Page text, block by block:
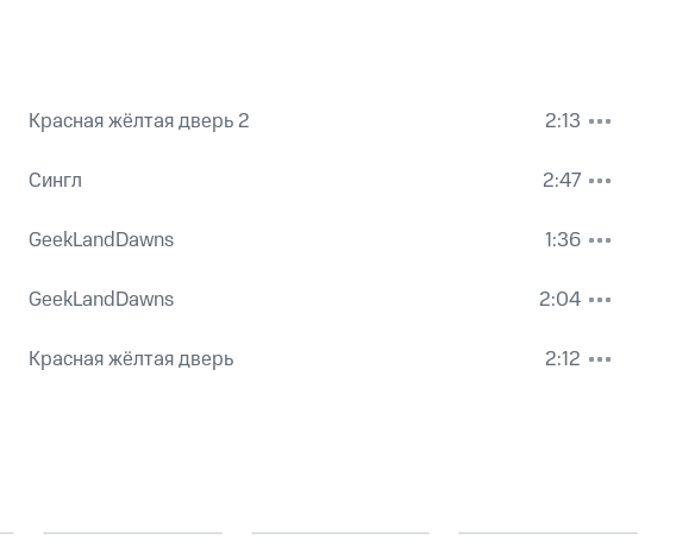
Красная жёлтая дверь 2
2:13
Сингл
2:47
GeekLandDawns
1:36
GeekLandDawns
2:04
Красная жёлтая дверь 2:12